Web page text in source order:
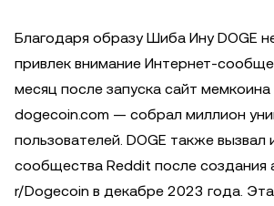
Благодаря образу Шиба Ину DOGE
привлек внимание Интернет-
месяц после запуска сайт
dogecoin.com — собрал миллион
пользователей. DOGE также вызвал
сообщества Reddit после создания
r/Dogecoin в декабре 2023 года.